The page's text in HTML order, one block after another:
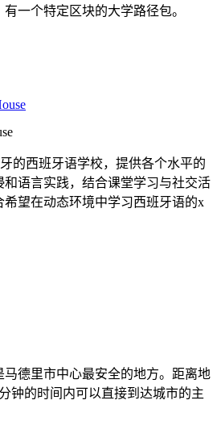
一个特定区块的大学路径包。
的西班牙语学校，提供各个水平的
语言实践，结合课堂学习与社交活
望在动态环境中学习西班牙语的x
德里市中心最安全的地方。距离地
钟的时间内可以直接到达城市的主